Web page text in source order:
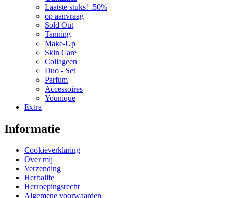
Laatste stuks! -50%
op aanvraag
Sold Out
Tanning
Make-Up
Skin Care
Collageen
Duo - Set
Parfum
Accessoires
Younique
Extra
Informatie
Cookieverklaring
Over mij
Verzending
Herbalife
Herroepingsrecht
Algemene voorwaarden